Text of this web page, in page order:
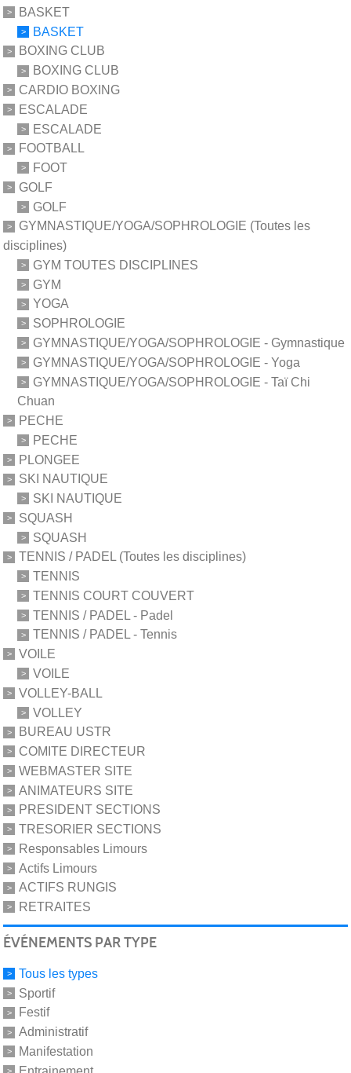
BASKET
BASKET
BOXING CLUB
BOXING CLUB
CARDIO BOXING
ESCALADE
ESCALADE
FOOTBALL
FOOT
GOLF
GOLF
GYMNASTIQUE/YOGA/SOPHROLOGIE (Toutes les
disciplines)
GYM TOUTES DISCIPLINES
GYM
YOGA
SOPHROLOGIE
GYMNASTIQUE/YOGA/SOPHROLOGIE - Gymnastique
GYMNASTIQUE/YOGA/SOPHROLOGIE - Yoga
GYMNASTIQUE/YOGA/SOPHROLOGIE - Taï Chi
Chuan
PECHE
PECHE
PLONGEE
SKI NAUTIQUE
SKI NAUTIQUE
SQUASH
SQUASH
TENNIS / PADEL (Toutes les disciplines)
TENNIS
TENNIS COURT COUVERT
TENNIS / PADEL - Padel
TENNIS / PADEL - Tennis
VOILE
VOILE
VOLLEY-BALL
VOLLEY
BUREAU USTR
COMITE DIRECTEUR
WEBMASTER SITE
ANIMATEURS SITE
PRESIDENT SECTIONS
TRESORIER SECTIONS
Responsables Limours
Actifs Limours
ACTIFS RUNGIS
RETRAITES
ÉVÉNEMENTS PAR TYPE
Tous les types
Sportif
Festif
Administratif
Manifestation